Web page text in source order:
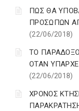
ΠΩΣ ΘΑ
ΠΡΟΣΩΠΩΝ
(22/06/2018)
ΤΟ
ΟΤΑΝ
(22/06/2018)
ΧΡΟΝΟΣ